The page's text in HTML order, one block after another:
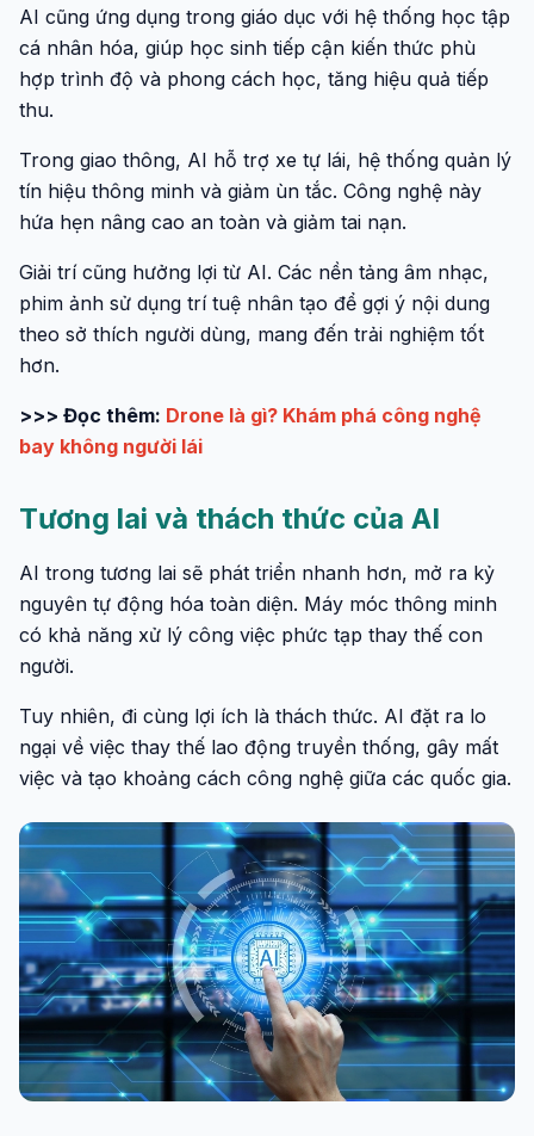
AI cũng ứng dụng trong giáo dục với hệ thống học tập
cá nhân hóa, giúp học sinh tiếp cận kiến thức phù
hợp trình độ và phong cách học, tăng hiệu quả tiếp
thu.
Trong giao thông, AI hỗ trợ xe tự lái, hệ thống quản lý
tín hiệu thông minh và giảm ùn tắc. Công nghệ này
hứa hẹn nâng cao an toàn và giảm tai nạn.
Giải trí cũng hưởng lợi từ AI. Các nền tảng âm nhạc,
phim ảnh sử dụng trí tuệ nhân tạo để gợi ý nội dung
theo sở thích người dùng, mang đến trải nghiệm tốt
hơn.
>>> Đọc thêm: Drone là gì? Khám phá công nghệ
bay không người lái
Tương lai và thách thức của AI
AI trong tương lai sẽ phát triển nhanh hơn, mở ra kỷ
nguyên tự động hóa toàn diện. Máy móc thông minh
có khả năng xử lý công việc phức tạp thay thế con
người.
Tuy nhiên, đi cùng lợi ích là thách thức. AI đặt ra lo
ngại về việc thay thế lao động truyền thống, gây mất
việc và tạo khoảng cách công nghệ giữa các quốc gia.